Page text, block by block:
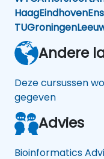
HaagEindhoven
TUGroningen
Andere
Deze cursussen
gegeven
Advies
Bioinformatics